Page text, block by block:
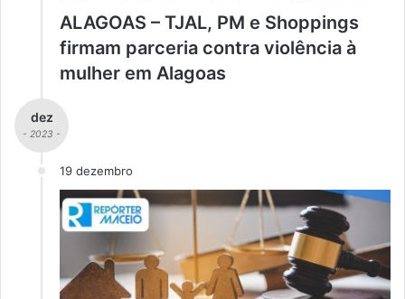
ALAGOAS – TJAL, PM e Shoppings
firmam parceria contra violência à
mulher em Alagoas
dez
- 2023 -
19 dezembro